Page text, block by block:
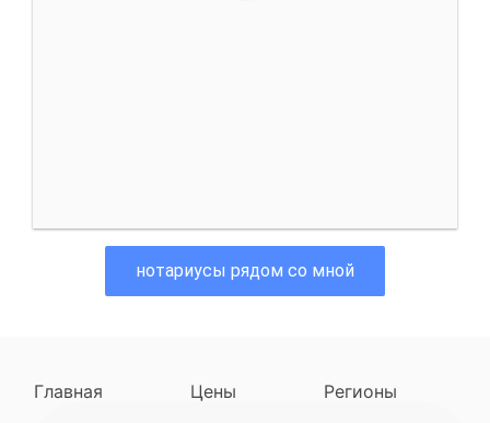
нотариусы рядом со мной
Главная Цены
Регионы